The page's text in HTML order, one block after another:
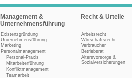
Management &
Unternehmensführung
Existenzgründung
Unternehmensführung
Marketing
Personalmanagement
Personal-Praxis
Mitarbeiterführung
Konfliktmanagement
Teamarbeit
Recht & Urteile
Arbeitsrecht
Wirtschaftsrecht
Verbraucher
Betriebsrat
Altersvorsorge &
Sozialversicherungen